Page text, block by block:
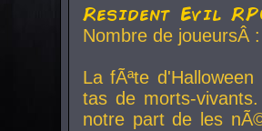
Resident Evil
Nombre de
La fÃªte
tas de morts-
notre part de les